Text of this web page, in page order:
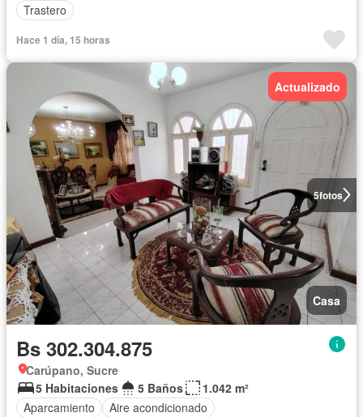
Trastero
Hace 1 día, 15 horas
5fotos
Actualizado
Casa
Bs 302.304.875
Carúpano, Sucre
5 Habitaciones
5 Baños
1.042 m²
Aparcamiento
Aire acondicionado